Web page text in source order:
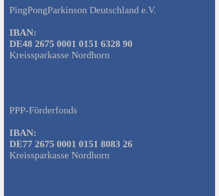
PingPongParkinson Deutschland e.V.
IBAN:
DE48 2675 0001 0151 6328 90
Kreissparkasse Nordhorn
PPP-Förderfonds
IBAN:
DE77 2675 0001 0151 8083 26
Kreissparkasse Nordhorn